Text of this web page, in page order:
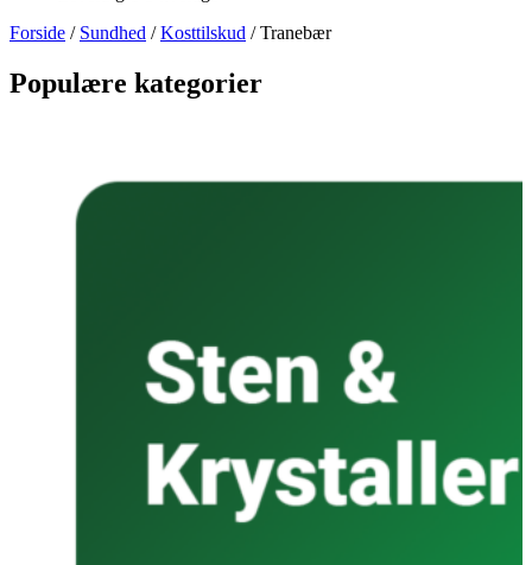
Forside / Sundhed /Kosttilskud / Tranebær
Populære kategorier